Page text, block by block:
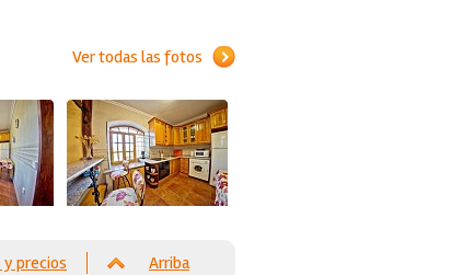
Ver todas las fotos
precios Arriba